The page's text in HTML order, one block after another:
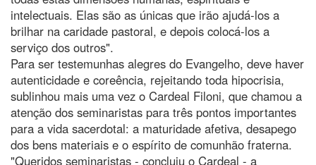
intelectuais. Elas são as únicas que irão ajudá-los a
brilhar na caridade pastoral, e depois colocá-los a
serviço dos outros".
Para ser testemunhas alegres do Evangelho, deve haver
autenticidade e coreência, rejeitando toda hipocrisia,
sublinhou mais uma vez o Cardeal Filoni, que chamou a
atenção dos seminaristas para três pontos importantes
para a vida sacerdotal: a maturidade afetiva, desapego
dos bens materiais e o espírito de comunhão fraterna.
"Queridos seminaristas - concluiu o Cardeal - a